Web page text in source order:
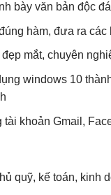
bày văn bản độc
hàm, đưa ra
mắt, chuyên
windows 10
tài khoản Gmail,
quỹ, kế toán, kinh